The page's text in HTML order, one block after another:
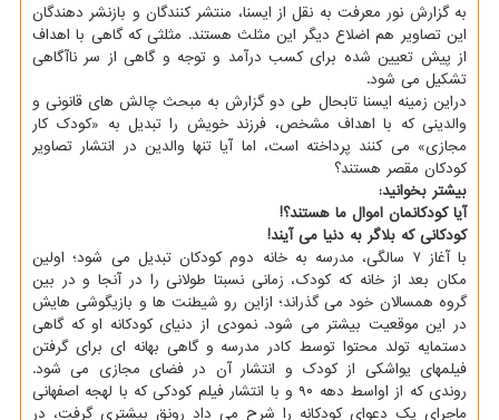
به گزارش نور معرفت به نقل از ایسنا، منتشر کنندگان و بازنشر دهندگان
این تصاویر هم اضلاع دیگر این مثلث هستند. مثلثی که گاهی با اهداف
از پیش تعیین شده برای کسب درآمد و توجه و گاهی از سر ناآگاهی
تشکیل می شود.
دراین زمینه ایسنا تابحال طی دو گزارش به مبحث چالش های قانونی و
والدینی که با اهداف مشخص، فرزند خویش را تبدیل به «کودک کار
مجازی» می کنند پرداخته است، اما آیا تنها والدین در انتشار تصاویر
کودکان مقصر هستند؟
بیشتر بخوانید:
آیا کودکانمان اموال ما هستند؟!
کودکانی که بلاگر به دنیا می آیند!
با آغاز ۷ سالگی، مدرسه به خانه دوم کودکان تبدیل می شود؛ اولین
مکان بعد از خانه که کودک، زمانی نسبتا طولانی را در آنجا و در بین
گروه همسالان خود می گذراند؛ ازاین رو شیطنت ها و بازیگوشی هایش
در این موقعیت بیشتر می شود. نمودی از دنیای کودکانه او که گاهی
دستمایه تولد محتوا توسط کادر مدرسه و گاهی بهانه ای برای گرفتن
فیلمهای یواشکی از کودک و انتشار آن در فضای مجازی می شود.
روندی که از اواسط دهه ۹۰ و با انتشار فیلم کودکی که با لهجه اصفهانی
ماجرای یک دعوای کودکانه را شرح می داد رونق بیشتری گرفت، در